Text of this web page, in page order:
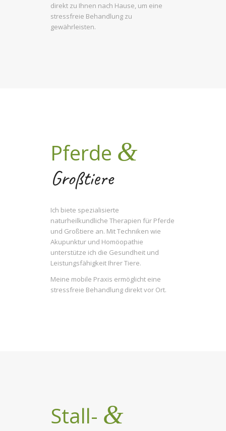
direkt zu Ihnen nach Hause, um eine
stressfreie Behandlung zu
gewährleisten.
Pferde &
Großtiere
Ich biete spezialisierte
naturheilkundliche Therapien für Pferde
und Großtiere an. Mit Techniken wie
Akupunktur und Homöopathie
unterstütze ich die Gesundheit und
Leistungsfähigkeit Ihrer Tiere.
Meine mobile Praxis ermöglicht eine
stressfreie Behandlung direkt vor Ort.
Stall- &